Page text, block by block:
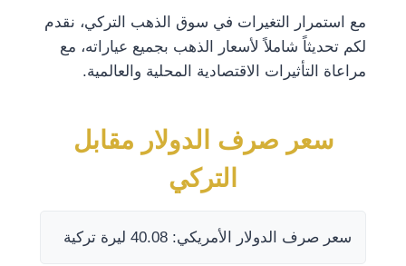
مع استمرار التغيرات في سوق الذهب التركي، نقدم
لكم تحديثاً شاملاً لأسعار الذهب بجميع عياراته، مع
مراعاة التأثيرات الاقتصادية المحلية والعالمية.
سعر صرف الدولار مقابل
التركي
سعر صرف الدولار الأمريكي: 40.08 ليرة تركية